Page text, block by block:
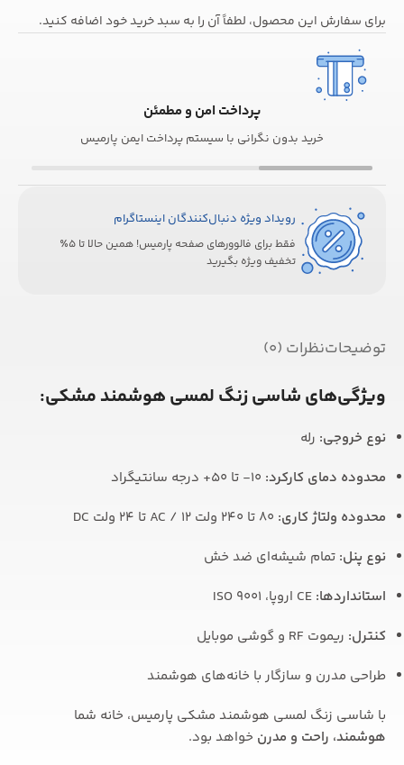
برای سفارش این محصول، لطفاً آن را به سبد خرید خود اضافه کنید.
پرداخت امن و مطمئن
خرید بدون نگرانی با سیستم پرداخت ایمن پارمیس
رویداد ویژه دنبال‌کنندگان اینستاگرام
فقط برای فالوورهای صفحه پارمیس! همین حالا تا 5٪
تخفیف ویژه بگیرید
توضیحاتنظرات (0)
ویژگی‌های شاسی زنگ لمسی هوشمند مشکی:
نوع خروجی: رله
محدوده دمای کارکرد:
محدوده ولتاژ کاری:
نوع پنل: تمام شیشه‌ای ضد خش
استانداردها:
کنترل: ریموت RF و گوشی موبایل
طراحی مدرن و سازگار با خانه‌های هوشمند
با شاسی زنگ لمسی هوشمند مشکی پارمیس، خانه شما
هوشمند، راحت و مدرن خواهد بود.